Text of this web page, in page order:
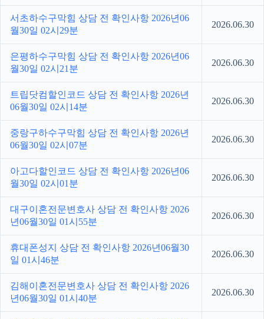
서초하수구막힘 상담 전 확인사항 2026년06
월30일 02시29분
2026.06.30
은평하수구막힘 상담 전 확인사항 2026년06
월30일 02시21분
2026.06.30
트립닷컴할인코드 상담 전 확인사항 2026년
06월30일 02시14분
2026.06.30
중랑구하수구막힘 상담 전 확인사항 2026년
06월30일 02시07분
2026.06.30
아고다할인코드 상담 전 확인사항 2026년06
월30일 02시01분
2026.06.30
대구이혼전문변호사 상담 전 확인사항 2026
년06월30일 01시55분
2026.06.30
휴대폰성지 상담 전 확인사항 2026년06월30
일 01시46분
2026.06.30
김해이혼전문변호사 상담 전 확인사항 2026
년06월30일 01시40분
2026.06.30